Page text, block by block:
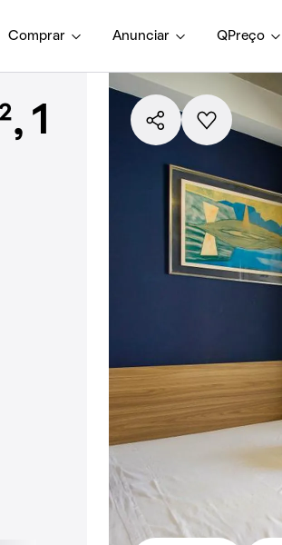
Comprar Anunciar QPreço
1